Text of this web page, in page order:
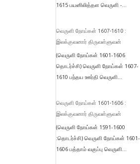
1615 பயனிலித்தள வெருளி -...
வெருளி நோய்கள் 1607-1610 :
இலக்குவனார் திருவள்ளுவன்
(வெருளி நோய்கள் 1601-1606
தொடர்ச்சி) வெருளி நோய்கள் 1607-
1610 பந்தய ஊர்தி வெருளி...
வெருளி நோய்கள் 1601-1606 :
இலக்குவனார் திருவள்ளுவன்
(வெருளி நோய்கள் 1591-1600
:தொடர்ச்சி) வெருளி நோய்கள் 1601-
1606 பத்தாம் வகுப்பு வெருளி...